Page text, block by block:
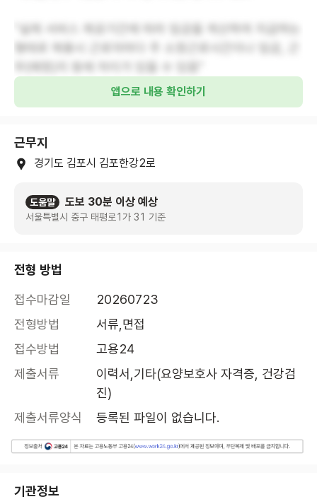
앱으로 내용 확인하기
근무지
경기도 김포시 김포한강2로
도움말 도보 30분 이상 예상
서울특별시 중구 태평로1가 31 기준
전형 방법
접수마감일
20260723
전형방법
서류,면접
접수방법
고용24
제출서류
이력서,기타(요양보호사 자격증, 건강검
진)
제출서류양식
등록된 파일이 없습니다.
기관정보